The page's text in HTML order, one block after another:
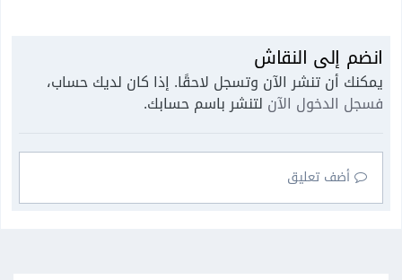
انضم إلى النقاش
يمكنك أن تنشر الآن وتسجل لاحقًا. إذا كان لديك حساب،
فسجل الدخول الآن لتنشر باسم حسابك.
أضف تعليق